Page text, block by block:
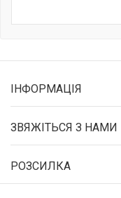
ІНФОРМАЦІЯ
ЗВЯЖІТЬСЯ З НАМИ
РОЗСИЛКА